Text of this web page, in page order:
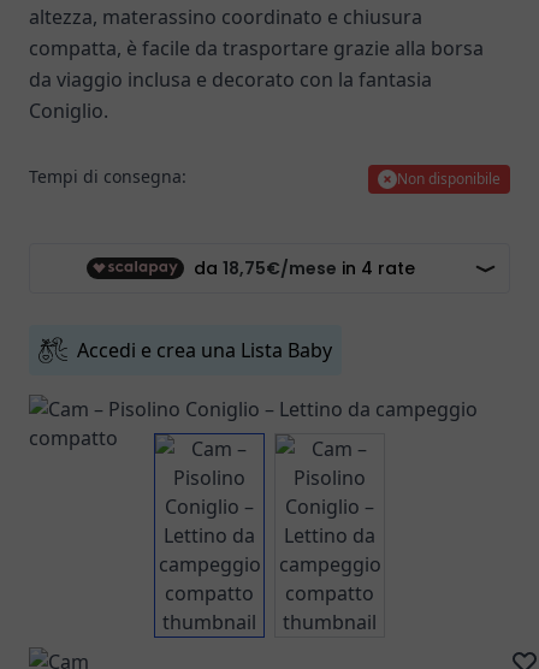
View larger imageView larger image
altezza, materassino coordinato e chiusura
compatta, è facile da trasportare grazie alla borsa
da viaggio inclusa e decorato con la fantasia
Coniglio.
Tempi di consegna: Non disponibile
Accedi e crea una Lista Baby